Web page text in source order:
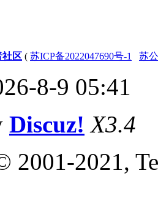
2007 API 历
2006 API 历
）
2005 API 历
）
2004 API 历
）
社区 ( 苏ICP备2022047690号-1 苏
8-9 05:41
Discuz! X3.4
2001-2021,